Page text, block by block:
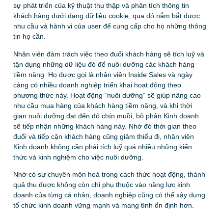
sự phát triển của kỹ thuật thu thập và phân tích thông tin
khách hàng dưới dạng dữ liệu cookie, qua đó nắm bắt được
nhu cầu và hành vi của user để cung cấp cho họ những thông
tin họ cần.
Nhân viên đảm trách việc theo đuổi khách hàng sẽ tích luỹ và
tận dụng những dữ liệu đó để nuôi dưỡng các khách hàng
tiềm năng. Họ được gọi là nhân viên Inside Sales và ngày
càng có nhiều doanh nghiệp triển khai hoạt động theo
phương thức này. Hoạt động “nuôi dưỡng” sẽ giúp nâng cao
nhu cầu mua hàng của khách hàng tiềm năng, và khi thời
gian nuôi dưỡng đạt đến độ chín muồi, bộ phận Kinh doanh
sẽ tiếp nhận những khách hàng này. Nhờ đó thời gian theo
đuổi và tiếp cận khách hàng cũng giảm thiểu đi, nhân viên
Kinh doanh không cần phải tích luỹ quá nhiều những kiến
thức và kinh nghiệm cho việc nuôi dưỡng.
Nhờ có sự chuyên môn hoá trong cách thức hoạt động, thành
quả thu được không còn chỉ phụ thuộc vào năng lực kinh
doanh của từng cá nhân, doanh nghiệp cũng có thể xây dựng
tổ chức kinh doanh vững mạnh và mang tính ổn định hơn.